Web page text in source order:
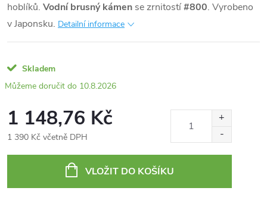
hoblíků. Vodní brusný kámen se zrnitostí#800. Vyrobeno
v Japonsku. Detailní informace
Skladem
10.8.2026
1 148,76 Kč
1 390 Kč včetně DPH
VLOŽIT DO KOŠÍKU